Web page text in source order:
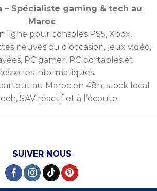
– Spécialiste gaming & tech au
Maroc
ligne pour consoles PS5, Xbox,
neuves ou d’occasion, jeux vidéo,
, PC gamer, PC portables et
informatiques.
au Maroc en 48h, stock local
SAV réactif et à l’écoute.
SUIVER NOUS